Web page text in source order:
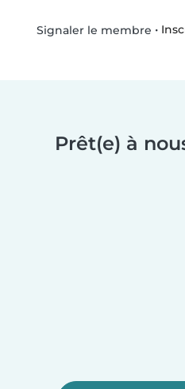
Signaler le membre •
Prêt(e) à